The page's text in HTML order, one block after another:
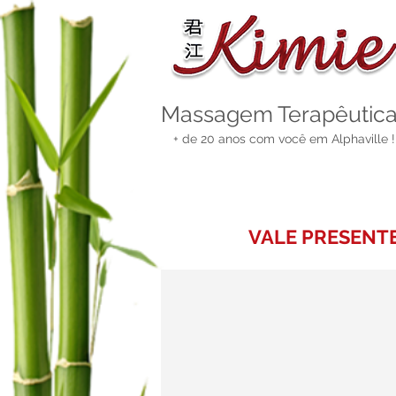
Massagem
+ de 20 anos com você em Alphaville !
VALE